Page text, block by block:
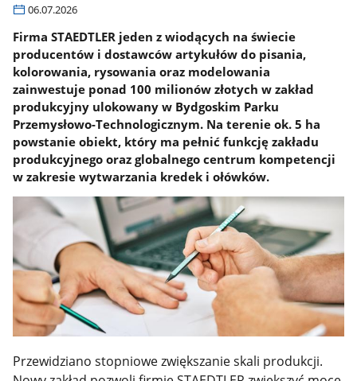
06.07.2026
Firma STAEDTLER jeden z wiodących na świecie
producentów i dostawców artykułów do pisania,
kolorowania, rysowania oraz modelowania
zainwestuje ponad 100 milionów złotych w zakład
produkcyjny ulokowany w Bydgoskim Parku
Przemysłowo-Technologicznym. Na terenie ok. 5 ha
powstanie obiekt, który ma pełnić funkcję zakładu
produkcyjnego oraz globalnego centrum kompetencji
w zakresie wytwarzania kredek i ołówków.
Przewidziano stopniowe zwiększanie skali produkcji.